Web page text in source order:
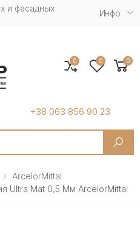
и фасадных
Инфо
+38 063 856 90 23
0 0 0
ArcelorMittal
Ultra Mat 0,5 Мм ArcelorMittal